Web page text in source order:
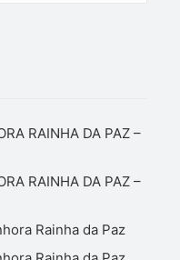
RAINHA DA PAZ –
RAINHA DA PAZ –
Rainha da Paz